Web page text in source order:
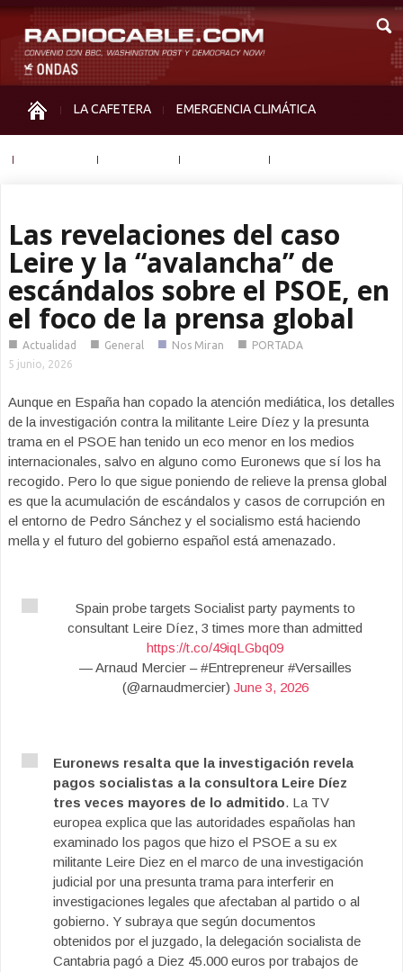
LA CAFETERA EMERGENCIA CLIMÁTICA
Las revelaciones del caso
Leire y la “avalancha” de
escándalos sobre el PSOE, en
el foco de la prensa global
■ Actualidad ■ General ■ Nos Miran ■ PORTADA
5 junio, 2026
Aunque en España han copado la atención mediática, los detalles
de la investigación contra la militante Leire Díez y la presunta
trama en el PSOE han tenido un eco menor en los medios
internacionales, salvo en alguno como Euronews que sí los ha
recogido. Pero lo que sigue poniendo de relieve la prensa global
es que la acumulación de escándalos y casos de corrupción en
el entorno de Pedro Sánchez y el socialismo está haciendo
mella y el futuro del gobierno español está amenazado.
Spain probe targets Socialist party payments to
consultant Leire Díez, 3 times more than admitted
https://t.co/49iqLGbq09
— Arnaud Mercier – #Entrepreneur #Versailles
(@arnaudmercier) June 3, 2026
Euronews resalta que la investigación revela
pagos socialistas a la consultora Leire Díez
tres veces mayores de lo admitido. La TV
europea explica que las autoridades españolas han
examinado los pagos que hizo el PSOE a su ex
militante Leire Diez en el marco de una investigación
judicial por una presunta trama para interferir en
investigaciones legales que afectaban al partido o al
gobierno. Y subraya que según documentos
obtenidos por el juzgado, la delegación socialista de
Cantabria pagó a Diez 45.000 euros por trabajos de